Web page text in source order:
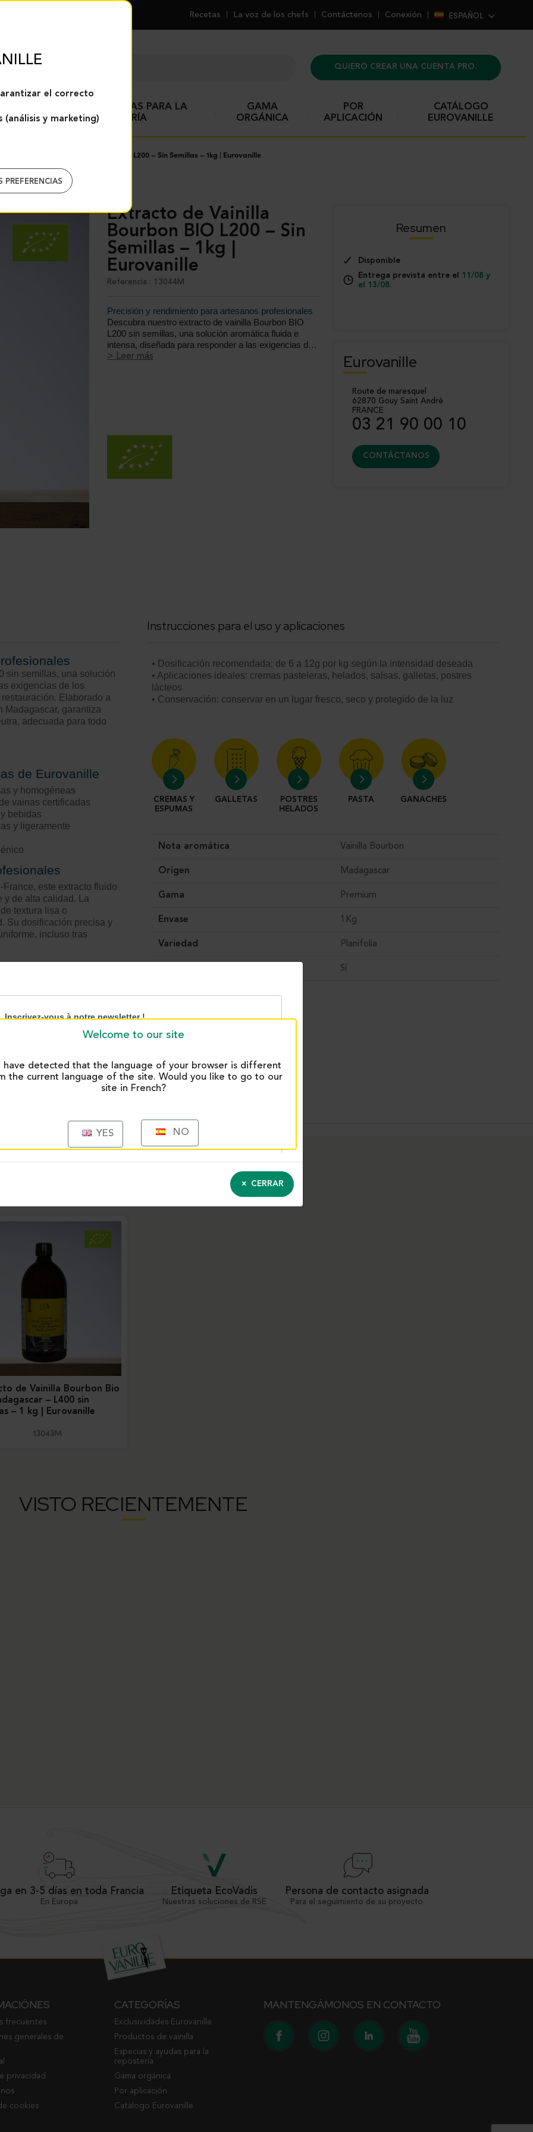
el correcto
(análisis y marketing)
PREFERENCIAS
Recetas La voz de los chefs Contáctenos Conexión ESPAÑOL
QUIERO CREAR UNA CUENTA PRO.
ESPECIAS Y AYUDAS PARA LA
REPOSTERÍA
GAMA
ORGÁNICA
POR
APLICACIÓN
CATÁLOGO
EUROVANILLE
Extracto de Vainilla Bourbon BIO L200 – Sin Semillas – 1kg | Eurovanille
Extracto de Vainilla
Bourbon BIO L200 – Sin
Semillas – 1kg |
Eurovanille
Referencia : 13044M
Precisión y rendimiento para artesanos profesionales
Descubra nuestro extracto de vainilla Bourbon BIO
L200 sin semillas, una solución aromática fluida e
intensa, diseñada para responder a las exigencias de
los profesionales de la pastelería, heladería,
...
> Leer más
Resumen
Disponible
Entrega prevista entre el 11/08 y
el 13/08.
Eurovanille
Route de maresquel
62870 Gouy Saint André
FRANCE
03 21 90 00 10
CONTÁCTANOS
sin semillas, una solución
exigencias de los
Elaborado a
Madagascar, garantiza
adecuada para todo
de Eurovanille
y homogéneas
vainas certificadas
bebidas
y ligeramente
este extracto fluido
y de alta calidad. La
textura lisa o
Su dosificación precisa y
incluso tras
fiabilidad,
sostenibles y
Instrucciones para el uso y aplicaciones
• Dosificación recomendada: de 6 a 12g por kg según la intensidad deseada
• Aplicaciones ideales: cremas pasteleras, helados, salsas, galletas, postres
lácteos
• Conservación: conservar en un lugar fresco, seco y protegido de la luz
CREMAS Y
ESPUMAS
GALLETAS
POSTRES
HELADOS
PASTA GANACHES
Nota aromática Vainilla Bourbon
Origen Madagascar
Gama Premium
Envase 1Kg
Variedad Planifolia
Sí
PRODUITS SIMILAIRES
de Vainilla Bourbon Bio
– L400 sin
– 1 kg | Eurovanille
13043M
VISTO RECIENTEMENTE
en 3-5 días en toda Francia
En Europa
Etiqueta EcoVadis
Nuestras soluciones de RSE
Persona de contacto asignada
Para el seguimiento de su proyecto
frecuentes
generales de
privacidad
cookies
CATEGORÍAS
Exclusividades Eurovanille
Productos de vainilla
Especias y ayudas para la
repostería
Gama orgánica
Por aplicación
Catálogo Eurovanille
MANTENGÁMONOS EN CONTACTO
CERRAR
Welcome to our site
have detected that the language of your browser is different
the current language of the site. Would you like to go to our
site in French?
YES NO